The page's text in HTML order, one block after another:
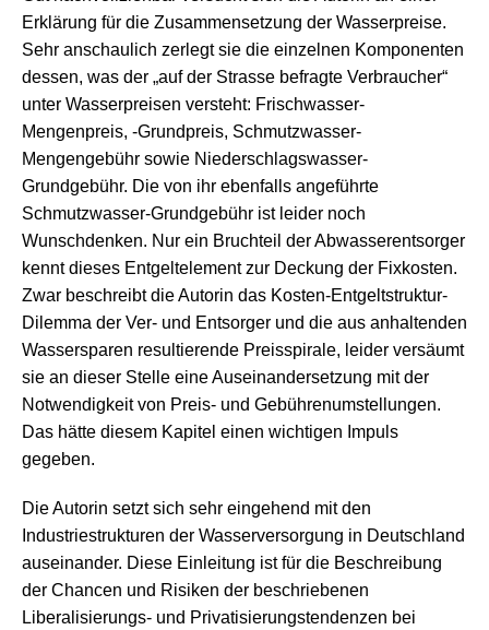
Erklärung für die Zusammensetzung der Wasserpreise.
Sehr anschaulich zerlegt sie die einzelnen Komponenten
dessen, was der „auf der Strasse befragte Verbraucher“
unter Wasserpreisen versteht: Frischwasser-
Mengenpreis, -Grundpreis, Schmutzwasser-
Mengengebühr sowie Niederschlagswasser-
Grundgebühr. Die von ihr ebenfalls angeführte
Schmutzwasser-Grundgebühr ist leider noch
Wunschdenken. Nur ein Bruchteil der Abwasserentsorger
kennt dieses Entgeltelement zur Deckung der Fixkosten.
Zwar beschreibt die Autorin das Kosten-Entgeltstruktur-
Dilemma der Ver- und Entsorger und die aus anhaltenden
Wassersparen resultierende Preisspirale, leider versäumt
sie an dieser Stelle eine Auseinandersetzung mit der
Notwendigkeit von Preis- und Gebührenumstellungen.
Das hätte diesem Kapitel einen wichtigen Impuls
gegeben.
Die Autorin setzt sich sehr eingehend mit den
Industriestrukturen der Wasserversorgung in Deutschland
auseinander. Diese Einleitung ist für die Beschreibung
der Chancen und Risiken der beschriebenen
Liberalisierungs- und Privatisierungstendenzen bei